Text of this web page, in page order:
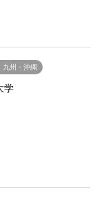
九州・沖縄
学